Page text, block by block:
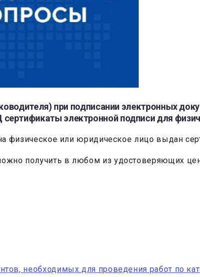
при подписании электронных
электронной подписи для
или юридическое лицо выдан
получить в любом из удостоверяющих
необходимых для проведения работ по